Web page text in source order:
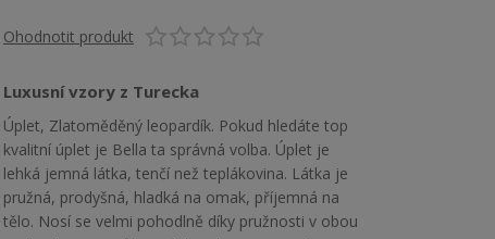
Ohodnotit produkt
Luxusní vzory z Turecka
Úplet, Zlatoměděný leopardík. Pokud hledáte top
kvalitní úplet je Bella ta správná volba. Úplet je
lehká jemná látka, tenčí než teplákovina. Látka je
pružná, prodyšná, hladká na omak, příjemná na
tělo. Nosí se velmi pohodlně díky pružnosti v obou